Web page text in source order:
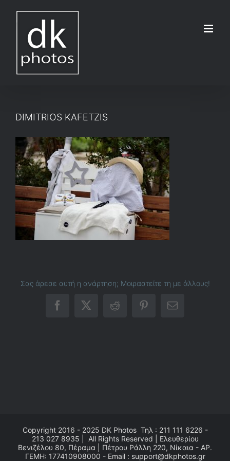
DIMITRIOS KAFETZIS
Σας άρεσε αυτή η ανάρτηση; Μοιραστείτε τη με άλλους!
Facebook
X RedditPinterestEmail
Copyright 2016 - 2025 DK PhotosΤηλ : 211 111 6226 -
213 027 8935 | All Rights Reserved | Ελευθερίου
Βενιζέλου 80, Πέραμα | Πέτρου Ράλλη 220, Νίκαια - ΑΡ.
ΓΕΜΗ: 177410908000 - Email : support@dkphotos.gr